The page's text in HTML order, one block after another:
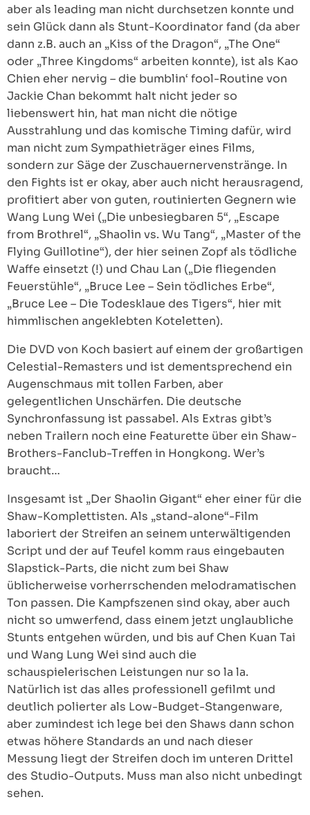
aber als leading man nicht durchsetzen konnte und
sein Glück dann als Stunt-Koordinator fand (da aber
dann z.B. auch an „Kiss of the Dragon“, „The One“
oder „Three Kingdoms“ arbeiten konnte), ist als Kao
Chien eher nervig – die bumblin‘ fool-Routine von
Jackie Chan bekommt halt nicht jeder so
liebenswert hin, hat man nicht die nötige
Ausstrahlung und das komische Timing dafür, wird
man nicht zum Sympathieträger eines Films,
sondern zur Säge der Zuschauernervenstränge. In
den Fights ist er okay, aber auch nicht herausragend,
profitiert aber von guten, routinierten Gegnern wie
Wang Lung Wei („Die unbesiegbaren 5“, „Escape
from Brothrel“, „Shaolin vs. Wu Tang“, „Master of the
Flying Guillotine“), der hier seinen Zopf als tödliche
Waffe einsetzt (!) und Chau Lan („Die fliegenden
Feuerstühle“, „Bruce Lee – Sein tödliches Erbe“,
„Bruce Lee – Die Todesklaue des Tigers“, hier mit
himmlischen angeklebten Koteletten).
Die DVD von Koch basiert auf einem der großartigen
Celestial-Remasters und ist dementsprechend ein
Augenschmaus mit tollen Farben, aber
gelegentlichen Unschärfen. Die deutsche
Synchronfassung ist passabel. Als Extras gibt’s
neben Trailern noch eine Featurette über ein Shaw-
Brothers-Fanclub-Treffen in Hongkong. Wer’s
braucht…
Insgesamt ist „Der Shaolin Gigant“ eher einer für die
Shaw-Komplettisten. Als „stand-alone“-Film
laboriert der Streifen an seinem unterwältigenden
Script und der auf Teufel komm raus eingebauten
Slapstick-Parts, die nicht zum bei Shaw
üblicherweise vorherrschenden melodramatischen
Ton passen. Die Kampfszenen sind okay, aber auch
nicht so umwerfend, dass einem jetzt unglaubliche
Stunts entgehen würden, und bis auf Chen Kuan Tai
und Wang Lung Wei sind auch die
schauspielerischen Leistungen nur so la la.
Natürlich ist das alles professionell gefilmt und
deutlich polierter als Low-Budget-Stangenware,
aber zumindest ich lege bei den Shaws dann schon
etwas höhere Standards an und nach dieser
Messung liegt der Streifen doch im unteren Drittel
des Studio-Outputs. Muss man also nicht unbedingt
sehen.